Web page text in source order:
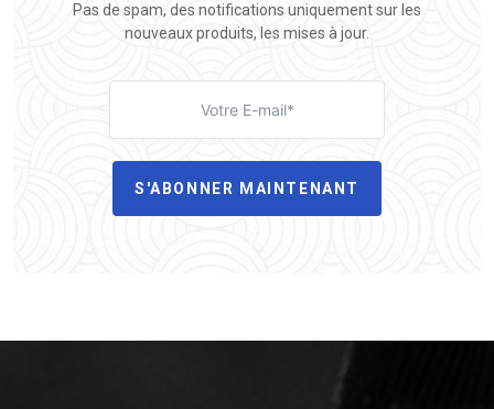
Pas de spam, des notifications uniquement sur les
nouveaux produits, les mises à jour.
S'ABONNER MAINTENANT